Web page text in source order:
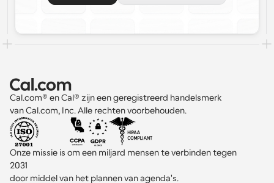
Cal.com® en Cal® zijn een geregistreerd handelsmerk
van Cal.com, Inc. Alle rechten voorbehouden.
Onze missie is om een miljard mensen te verbinden tegen
2031
door middel van het plannen van agenda's.